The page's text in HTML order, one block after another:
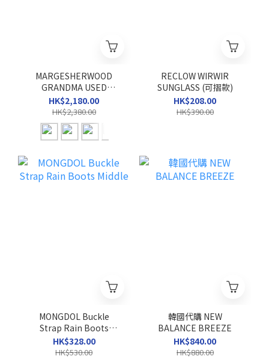
MARGESHERWOOD
GRANDMA USED
SHOULDER BAG
HK$2,180.00
HK$2,380.00
RECLOW WIRWIR
SUNGLASS (可摺款)
HK$208.00
HK$390.00
MONGDOL Buckle
Strap Rain Boots
Middle
HK$328.00
HK$530.00
韓國代購 NEW
BALANCE BREEZE
HK$840.00
HK$880.00